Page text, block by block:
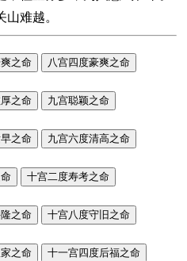
难越。
之命 八宫四度豪爽之命
之命 九宫聪颖之命
之命 九宫六度清高之命
十宫二度寿考之命
之命 十宫八度守旧之命
之命 十一宫四度后福之命